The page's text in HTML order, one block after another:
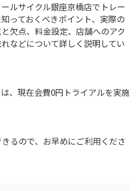
ルサイクル銀座京橋店でトレー
っておくべきポイント、実際の
欠点、料金設定、店舗へのアク
などについて詳しく説明してい
、現在会費0円トライアルを実施
るので、お早めにご利用くださ